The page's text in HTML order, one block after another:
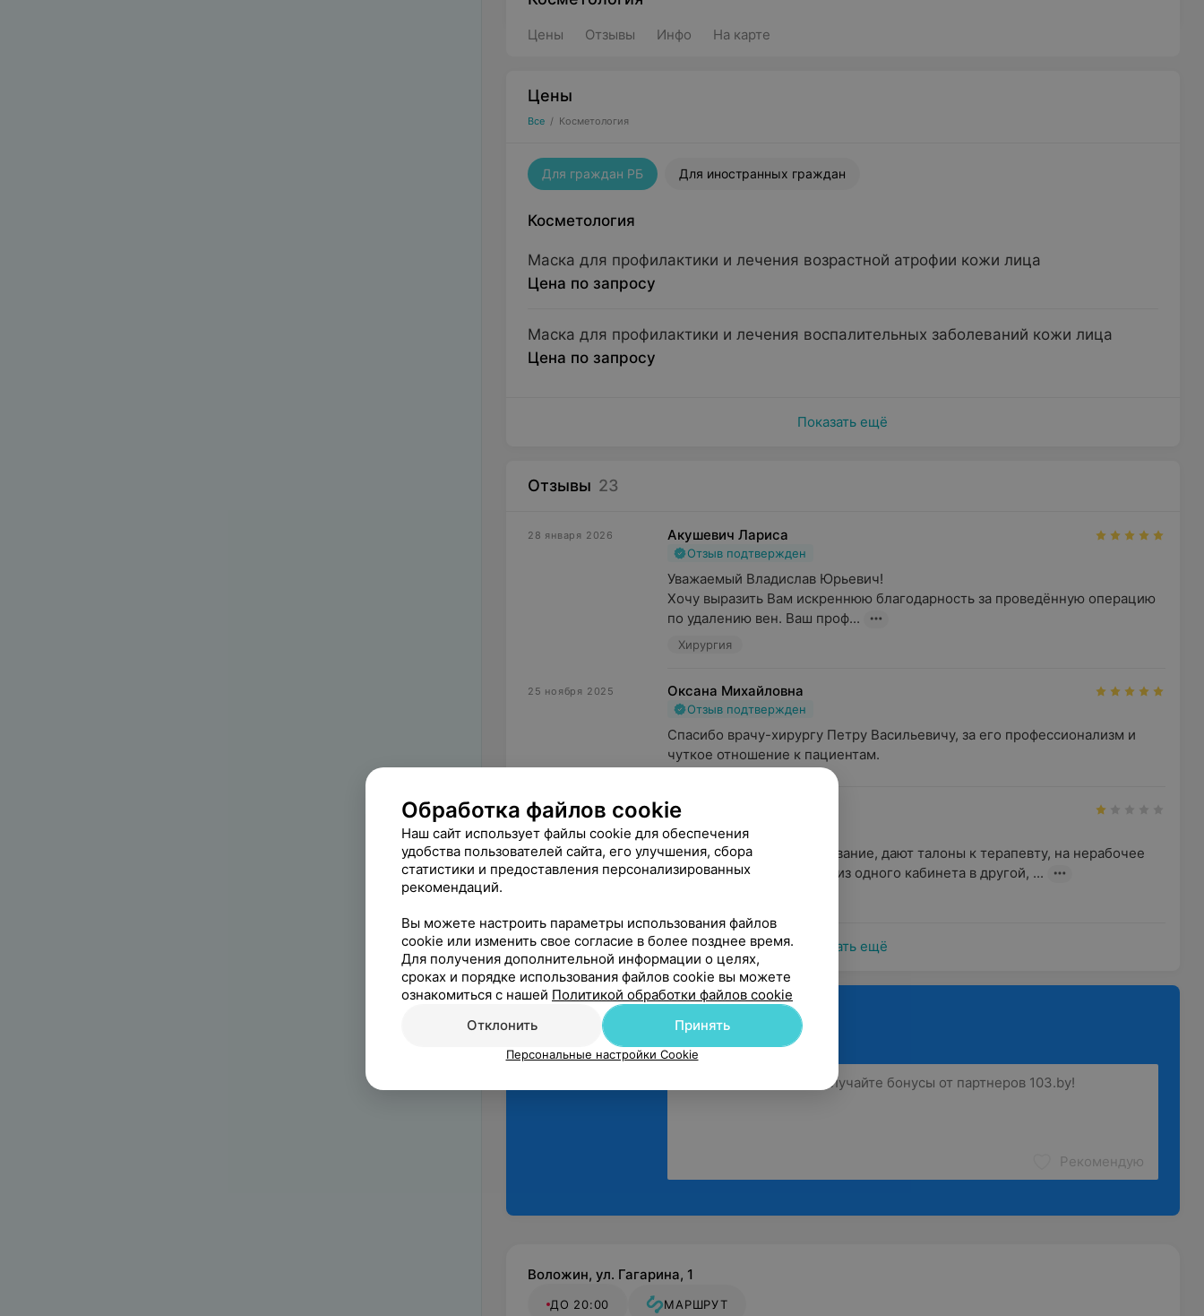
Цены Отзывы Инфо На карте
Цены
Все / Косметология
Для граждан РБ Для иностранных граждан
Косметология
Маска для профилактики и лечения возрастной атрофии кожи лица
Цена по запросу
Маска для профилактики и лечения воспалительных заболеваний кожи лица
Цена по запросу
Показать ещё
Отзывы 23
28 января 2026 Акушевич Лариса
Отзыв подтвержден
Уважаемый Владислав Юрьевич!
Хочу выразить Вам искреннюю благодарность за проведённую операцию
по удалению вен. Ваш проф...
Хирургия
25 ноября 2025 Оксана Михайловна
Отзыв подтвержден
Спасибо врачу-хирургу Петру Васильевичу, за его профессионализм и
чуткое отношение к пациентам.
7 февраля 2025 Александр
Отзыв подтвержден
Отвратительное обслуживание, дают талоны к терапевту, на нерабочее
время врача, отправляют из одного кабинета в другой, ...
Показать ещё
Поделитесь
Рекомендую
Воложин, ул. Гагарина, 1
ДО 20:00 МАРШРУТ
Обработка файлов cookie
Наш сайт использует файлы cookie для обеспечения
удобства пользователей сайта, его улучшения, сбора
статистики и предоставления персонализированных
рекомендаций.
Вы можете настроить параметры использования файлов
cookie или изменить свое согласие в более позднее время.
Для получения дополнительной информации о целях,
сроках и порядке использования файлов cookie вы можете
ознакомиться с нашей Политикой обработки файлов cookie
Отклонить
Принять
Персональные настройки Cookie